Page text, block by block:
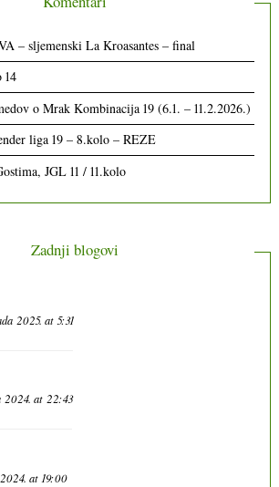
– sljemenski La Kroasantes – final
14
oMrak Kombinacija 19 (6.1. – 11.2.2026.)
liga 19 – 8.kolo – REZE
JGL 11 / 11.kolo
Zadnji blogovi
2025. at 5:31
at 22:43
at 19:00